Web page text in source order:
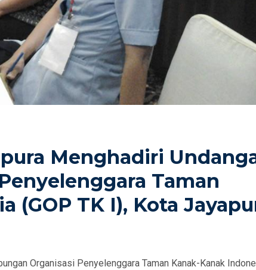
Menghadiri
Taman
(GOP TK I), Kota
Organisasi Penyelenggara Taman Kanak-Kanak